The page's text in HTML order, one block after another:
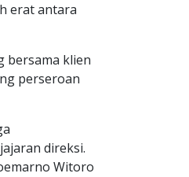
erat antara
bersama klien
perseroan
direksi.
Witoro